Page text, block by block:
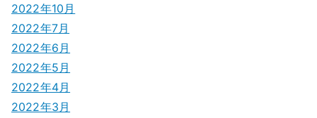
2022年10月
2022年7月
2022年6月
2022年5月
2022年4月
2022年3月